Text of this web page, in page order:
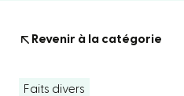
Revenir à la catégorie
Faits divers